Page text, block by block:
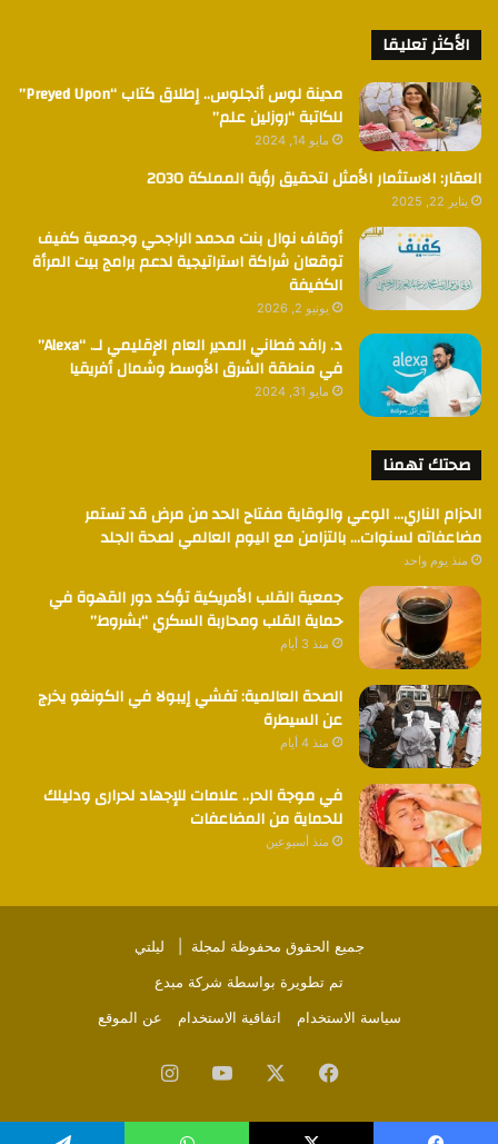
الأكثر تعليقا
مدينة لوس أنجلوس.. إطلاق كتاب “Preyed Upon”
للكاتبة “روزلين علم”
مايو 14, 2024
العقار: الاستثمار الأمثل لتحقيق رؤية المملكة 2030
يناير 22, 2025
أوقاف نوال بنت محمد الراجحي وجمعية كفيف
توقعان شراكة استراتيجية لدعم برامج بيت المرأة
الكفيفة
يونيو 2, 2026
د. رافد فطاني المدير العام الإقليمي لـ. “Alexa”
في منطقة الشرق الأوسط وشمال أفريقيا
مايو 31, 2024
صحتك تهمنا
الحزام الناري… الوعي والوقاية مفتاح الحد من مرض قد تستمر
مضاعفاته لسنوات… بالتزامن مع اليوم العالمي لصحة الجلد
منذ يوم واحد
جمعية القلب الأمريكية تؤكد دور القهوة في
حماية القلب ومحاربة السكري “بشروط”
منذ 3 أيام
الصحة العالمية: تفشي إيبولا في الكونغو يخرج
عن السيطرة
منذ 4 أيام
في موجة الحر.. علامات للإجهاد لحرارى ودليلك
للحماية من المضاعفات
منذ أسبوعين
جميع الحقوق محفوظة لمجلة | ليلتي
تم تطويرة بواسطة شركة مبدع
سياسة الاستخدام
اتفاقية الاستخدام عن الموقع
فيسبوك ‫YouTube